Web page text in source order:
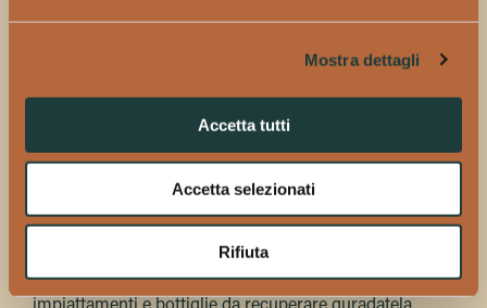
Mostra dettagli
Accetta tutti
Accetta selezionati
Rifiuta
seconda stagione di The Bear e rappresenta uno dei
). Bella anche la scelta di far mangiare
all’antipatico gourmand belga della carne di cavallo in
faccia ai protagonisti inglesi. Stavano contrattando un
prezzo e mangiare il cavallo è un grave tabù aldilà della
Se volete conservare un bel ricordo di Rock & Rolla,
Slevin e Lock & Stock evitate la serie, se invece volete
qualche consiglio su servizi di porcellana,